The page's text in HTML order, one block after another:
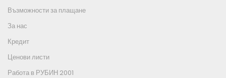
Възможности за плащане
За нас
Кредит
Ценови листи
Работа в РУБИН 2001